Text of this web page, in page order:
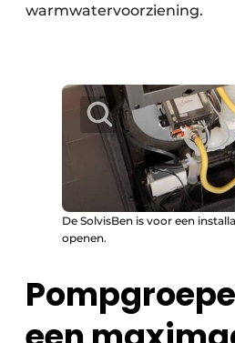
warmwatervoorziening.
De SolvisBen is voor een
openen.